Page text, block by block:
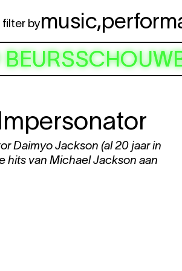
filter bymusic,
Daimyo Jackson (al 20 jaar in
hits van Michael Jackson aan